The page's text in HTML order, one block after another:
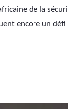
de la
encore un